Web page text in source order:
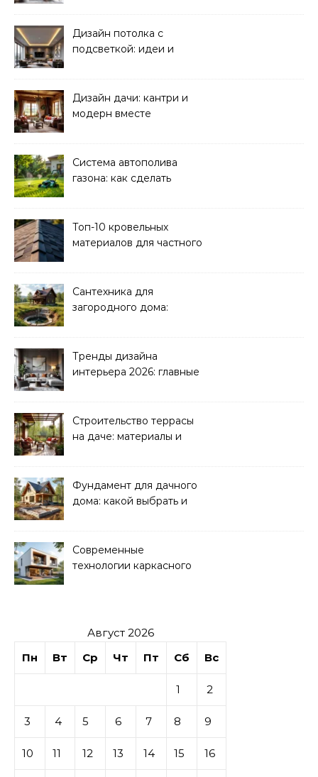
Дизайн потолка с
подсветкой: идеи и
Дизайн дачи: кантри и
модерн вместе
Система автополива
газона: как сделать
Топ-10 кровельных
материалов для частного
Сантехника для
загородного дома:
Тренды дизайна
интерьера 2026: главные
Строительство террасы
на даче: материалы и
Фундамент для дачного
дома: какой выбрать и
Современные
технологии каркасного
Август 2026
Пн
Вт Ср Чт Пт Сб Вс
1 2
3 4 5 6 7 8 9
10 11 12 13 14 15 16